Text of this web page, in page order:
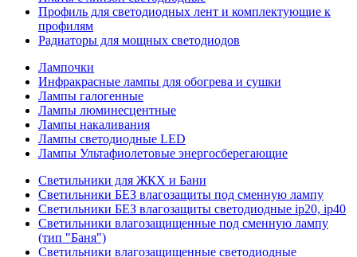
Профиль для светодиодных лент и комплектующие к
профилям
Радиаторы для мощных светодиодов
Лампочки
Инфракрасные лампы для обогрева и сушки
Лампы галогенные
Лампы люминесцентные
Лампы накаливания
Лампы светодиодные LED
Лампы Ультафиолетовые энергосберегающие
Светильники для ЖКХ и Бани
Светильники БЕЗ влагозащиты под сменную лампу
Светильники БЕЗ влагозащиты светодиодные ip20, ip40
Светильники влагозащищенные под сменную лампу
(тип "Баня")
Светильники влагозащищенные светодиодные